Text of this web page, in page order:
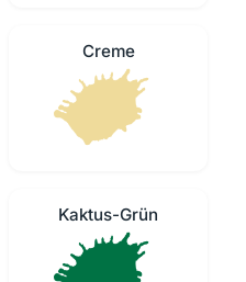
Creme
Kaktus-Grün